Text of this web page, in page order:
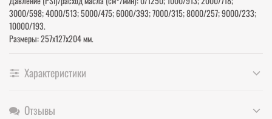
3000/598; 4000/513; 5000/475; 6000/393; 7000/315; 8000/257; 9000/233;
10000/193.
Размеры: 257х127х204 мм.
Характеристики
Отзывы